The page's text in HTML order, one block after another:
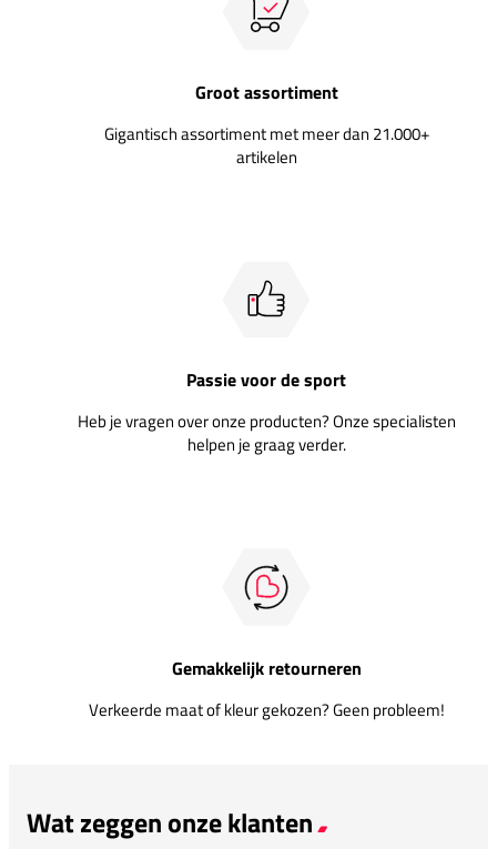
Groot assortiment
Gigantisch assortiment met meer dan 21.000+
artikelen
Passie voor de sport
Heb je vragen over onze producten? Onze specialisten
helpen je graag verder.
Gemakkelijk retourneren
Verkeerde maat of kleur gekozen? Geen probleem!
Wat zeggen onze klanten